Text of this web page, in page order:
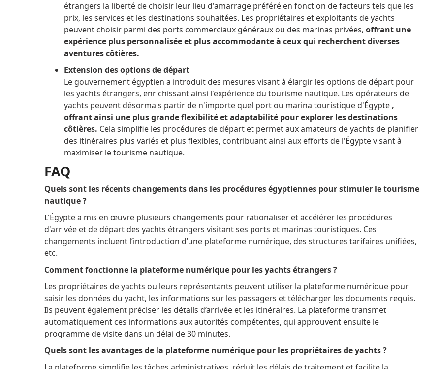
étrangers la liberté de choisir leur lieu d'amarrage préféré en fonction de facteurs tels que les
prix, les services et les destinations souhaitées. Les propriétaires et exploitants de yachts
peuvent choisir parmi des ports commerciaux généraux ou des marinas privées, offrant une
expérience plus personnalisée et plus accommodante à ceux qui recherchent diverses
aventures côtières.
Extension des options de départ
Le gouvernement égyptien a introduit des mesures visant à élargir les options de départ pour
les yachts étrangers, enrichissant ainsi l'expérience du tourisme nautique. Les opérateurs de
yachts peuvent désormais partir de n'importe quel port ou marina touristique d'Égypte ,
offrant ainsi une plus grande flexibilité et adaptabilité pour explorer les destinations
côtières. Cela simplifie les procédures de départ et permet aux amateurs de yachts de planifier
des itinéraires plus variés et plus flexibles, contribuant ainsi aux efforts de l'Égypte visant à
maximiser le tourisme nautique.
FAQ
Quels sont les récents changements dans les procédures égyptiennes pour stimuler le tourisme
nautique ?
L'Égypte a mis en œuvre plusieurs changements pour rationaliser et accélérer les procédures
d'arrivée et de départ des yachts étrangers visitant ses ports et marinas touristiques. Ces
changements incluent l’introduction d’une plateforme numérique, des structures tarifaires unifiées,
etc.
Comment fonctionne la plateforme numérique pour les yachts étrangers ?
Les propriétaires de yachts ou leurs représentants peuvent utiliser la plateforme numérique pour
saisir les données du yacht, les informations sur les passagers et télécharger les documents requis.
Ils peuvent également préciser les détails d’arrivée et les itinéraires. La plateforme transmet
automatiquement ces informations aux autorités compétentes, qui approuvent ensuite le
programme de visite dans un délai de 30 minutes.
Quels sont les avantages de la plateforme numérique pour les propriétaires de yachts ?